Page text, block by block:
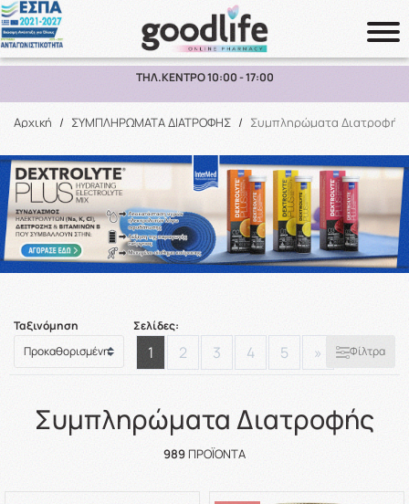
Αναζήτηση
ΔΩΡΕΑΝ ΜΕΤΑΦΟΡΙΚΑ ΑΝΩ ΤΩΝ 70€ ΕΩΣ 2KG ΣΕ ΕΛΛΑΔΑ
Αρχική / ΣΥΜΠΛΗΡΩΜΑΤΑ ΔΙΑΤΡΟΦΗΣ / Συμπληρώματα Διατροφής
Ταξινόμηση Σελίδες:
1 2 3 4 5 » Φίλτρα
Συμπληρώματα Διατροφής
989ΠΡΟΪΌΝΤΑ